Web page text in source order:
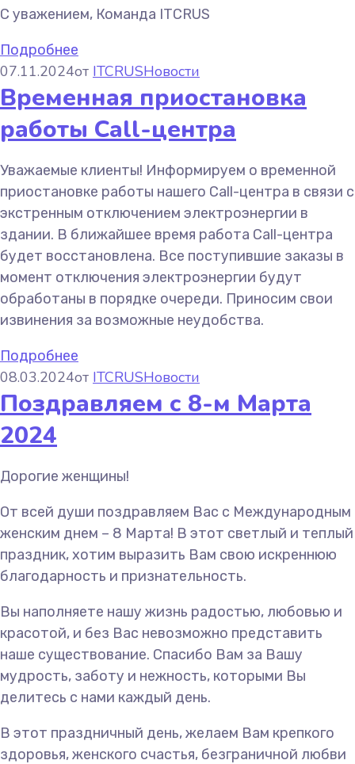
С уважением, Команда ITCRUS
Подробнее
07.11.2024от ITCRUSНовости
Временная приостановка
работы Call-центра
Уважаемые клиенты! Информируем о временной
приостановке работы нашего Call-центра в связи с
экстренным отключением электроэнергии в
здании. В ближайшее время работа Call-центра
будет восстановлена. Все поступившие заказы в
момент отключения электроэнергии будут
обработаны в порядке очереди. Приносим свои
извинения за возможные неудобства.
Подробнее
08.03.2024от ITCRUSНовости
Поздравляем с 8-м Марта
2024
Дорогие женщины!
От всей души поздравляем Вас с Международным
женским днем – 8 Марта! В этот светлый и теплый
праздник, хотим выразить Вам свою искреннюю
благодарность и признательность.
Вы наполняете нашу жизнь радостью, любовью и
красотой, и без Вас невозможно представить
наше существование. Спасибо Вам за Вашу
мудрость, заботу и нежность, которыми Вы
делитесь с нами каждый день.
В этот праздничный день, желаем Вам крепкого
здоровья, женского счастья, безграничной любви